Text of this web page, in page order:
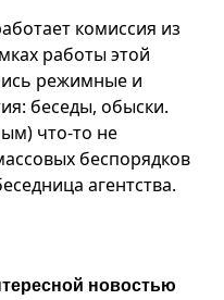
комиссия из
работы этой
режимные и
беседы, обыски.
что-то не
беспорядков
агентства.
новостью